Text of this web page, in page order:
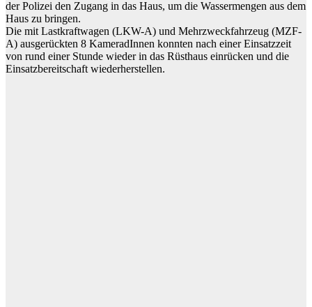
der Polizei den Zugang in das Haus, um die Wassermengen aus dem
Haus zu bringen.
Die mit Lastkraftwagen (LKW-A) und Mehrzweckfahrzeug (MZF-
A) ausgerückten 8 KameradInnen konnten nach einer Einsatzzeit
von rund einer Stunde wieder in das Rüsthaus einrücken und die
Einsatzbereitschaft wiederherstellen.